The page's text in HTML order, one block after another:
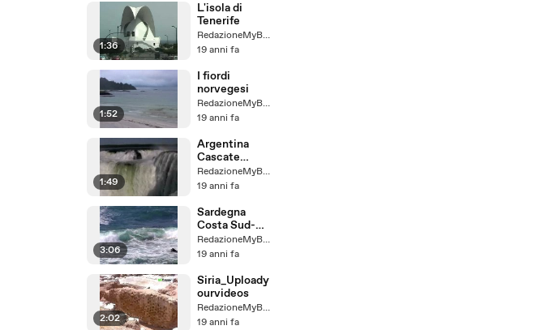
1:36
L'isola di
Tenerife
RedazioneMyBaggy
19 anni fa
1:52
I fiordi
norvegesi
RedazioneMyBaggy
19 anni fa
1:49
Argentina
Cascate
Iguazú
RedazioneMyBaggy
19 anni fa
3:06
Sardegna
Costa Sud-
OccidentaleRedazioneMyBaggy
19 anni fa
2:02
Siria_Uploady
ourvideos
RedazioneMyBaggy
19 anni fa